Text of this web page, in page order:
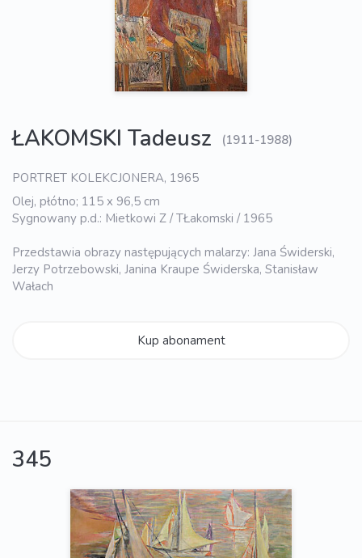
ŁAKOMSKI Tadeusz (1911-1988)
PORTRET KOLEKCJONERA, 1965
Olej, płótno; 115 x 96,5 cm
Sygnowany p.d.: Mietkowi Z / TŁakomski / 1965
Przedstawia obrazy następujących malarzy: Jana Świderski,
Jerzy Potrzebowski, Janina Kraupe Świderska, Stanisław
Wałach
Kup abonament
345